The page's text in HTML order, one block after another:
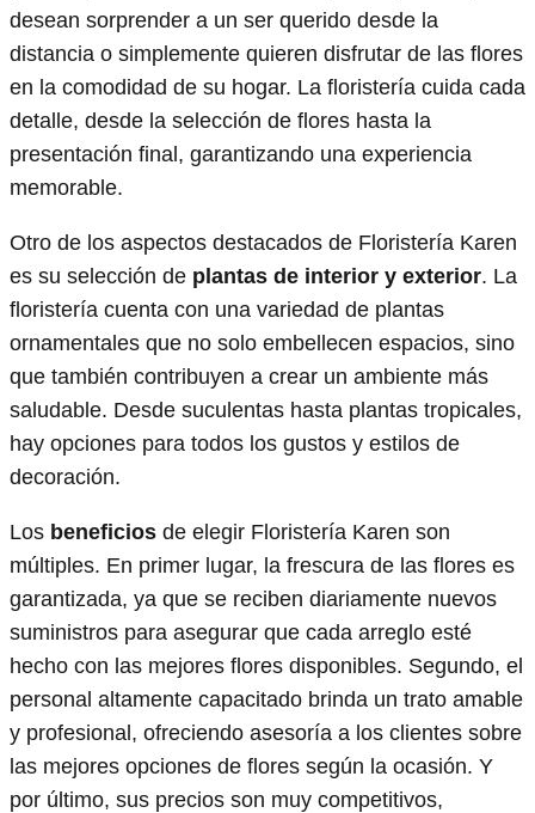
desean sorprender a un ser querido desde la
distancia o simplemente quieren disfrutar de las flores
en la comodidad de su hogar. La floristería cuida cada
detalle, desde la selección de flores hasta la
presentación final, garantizando una experiencia
memorable.
Otro de los aspectos destacados de Floristería Karen
es su selección de plantas de interior y exterior. La
floristería cuenta con una variedad de plantas
ornamentales que no solo embellecen espacios, sino
que también contribuyen a crear un ambiente más
saludable. Desde suculentas hasta plantas tropicales,
hay opciones para todos los gustos y estilos de
decoración.
Los beneficios de elegir Floristería Karen son
múltiples. En primer lugar, la frescura de las flores es
garantizada, ya que se reciben diariamente nuevos
suministros para asegurar que cada arreglo esté
hecho con las mejores flores disponibles. Segundo, el
personal altamente capacitado brinda un trato amable
y profesional, ofreciendo asesoría a los clientes sobre
las mejores opciones de flores según la ocasión. Y
por último, sus precios son muy competitivos,